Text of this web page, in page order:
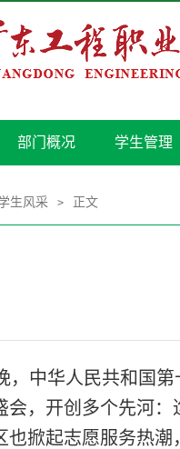
部门概况 学生管理
生风采 > 正文
，中华人民共和国
会，开创多个先河
也掀起志愿服务热